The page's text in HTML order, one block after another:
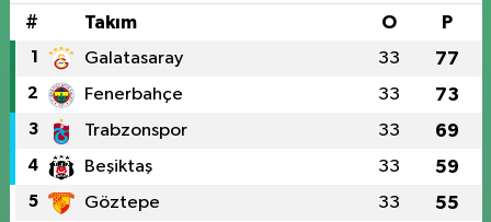
# Takım O P
1 Galatasaray 33 77
2 Fenerbahçe 33 73
3 Trabzonspor 33 69
4 Beşiktaş 33 59
5 Göztepe 33 55